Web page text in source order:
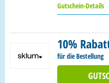
Gutschein-Details
10%
für die Bestellung